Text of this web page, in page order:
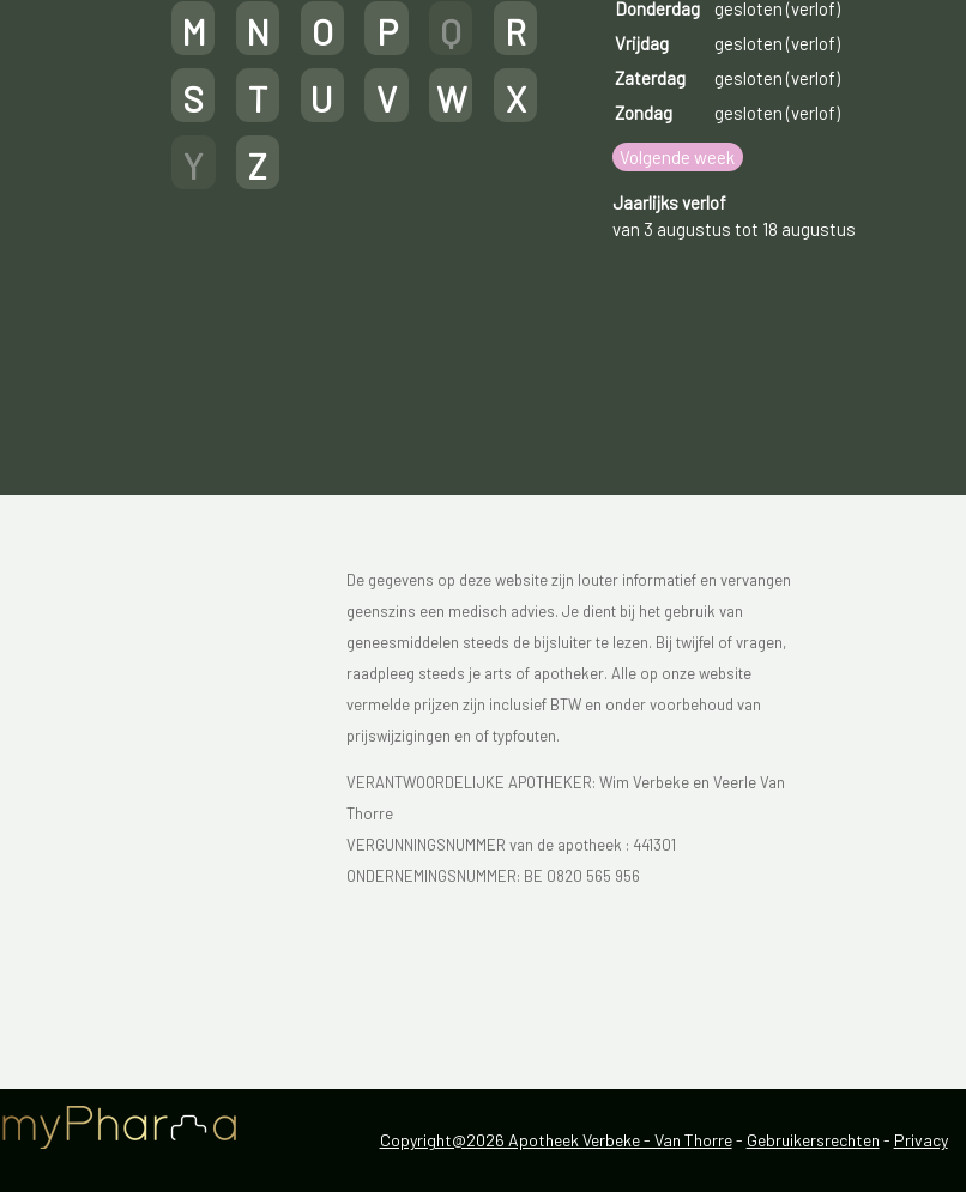
M
N O P Q
R
S
T U V W
X
Y
Z
Donderdag
gesloten (verlof)
Vrijdag
gesloten (verlof)
Zaterdag
gesloten (verlof)
Zondag
gesloten (verlof)
Volgende week
Jaarlijks verlof
van 3 augustus tot 18 augustus
De gegevens op deze website zijn louter informatief en vervangen
geenszins een medisch advies. Je dient bij het gebruik van
geneesmiddelen steeds de bijsluiter te lezen. Bij twijfel of vragen,
raadpleeg steeds je arts of apotheker. Alle op onze website
vermelde prijzen zijn inclusief BTW en onder voorbehoud van
prijswijzigingen en of typfouten.
VERANTWOORDELIJKE APOTHEKER: Wim Verbeke en Veerle Van
Thorre
VERGUNNINGSNUMMER van de apotheek : 441301
ONDERNEMINGSNUMMER: BE 0820 565 956
Copyright@2026 Apotheek Verbeke - Van Thorre - Gebruikersrechten - Privacy